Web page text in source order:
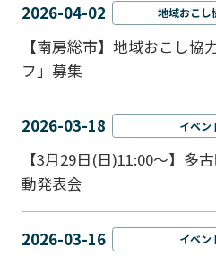
2026-04-02 地域おこし
【南房総市】地域おこし協
フ」募集
2026-03-18 イベン
【3月29日(日)11:00～】多
動発表会
2026-03-16 イベン